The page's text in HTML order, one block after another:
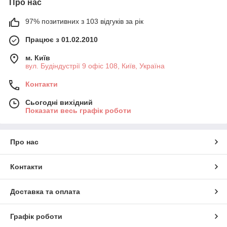
Про нас
97% позитивних з 103 відгуків за рік
Працює з 01.02.2010
м. Київ
вул. Будіндустрії 9 офіс 108, Київ, Україна
Контакти
Сьогодні вихідний
Показати весь графік роботи
Про нас
Контакти
Доставка та оплата
Графік роботи